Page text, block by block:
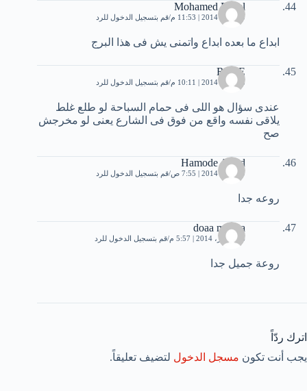
Mohamed Felfel
20 يناير، 2014 | 11:53 م قم بتسجيل الدخول للرد
ابداع ما بعده ابداع واتمنى يش فى هذا البرج
RERE
28 يناير، 2014 | 10:11 م قم بتسجيل الدخول للرد
عندى سؤال هو اللى فى حمام السباحة لو طلع غلط
يلاقى نفسه واقع من فوق فى الشارع يعنى لو مخرجش
صح
Hamode Alsed
29 يناير، 2014 | 7:55 ص قم بتسجيل الدخول للرد
روعه جدا
doaa matara
16 فبراير، 2014 | 5:57 م قم بتسجيل الدخول للرد
روعة جميل جدا
اترك ردّاً
يجب أنت تكون مسجل الدخول لتضيف تعليقاً.